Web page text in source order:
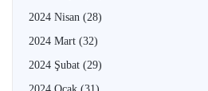
2024 Nisan (28)
2024 Mart (32)
2024 Şubat (29)